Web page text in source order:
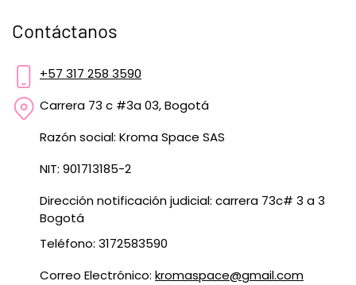
Contáctanos
+57 317 258 3590
Carrera 73 c #3a 03, Bogotá
Razón social: Kroma Space SAS
NIT: 901713185-2
Dirección notificación judicial: carrera 73c# 3 a 3
Bogotá
Teléfono: 3172583590
Correo Electrónico: kromaspace@gmail.com